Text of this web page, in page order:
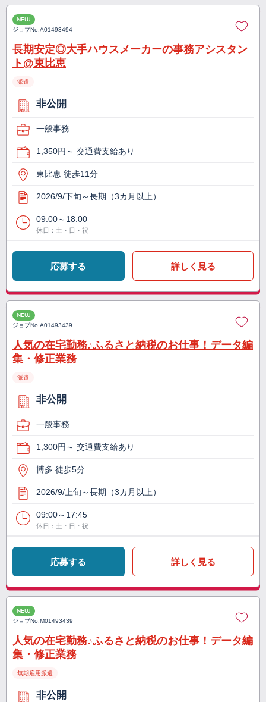
NEW
ジョブNo.A01493494
長期安定◎大手ハウスメーカーの事務アシスタン
ト@東比恵
派遣
非公開
一般事務
1,350円～ 交通費支給あり
東比恵 徒歩11分
2026/9/下旬～長期（3カ月以上）
09:00～18:00
休日：土・日・祝
応募する 詳しく見る
NEW
ジョブNo.A01493439
人気の在宅勤務♪ふるさと納税のお仕事！データ編
集・修正業務
派遣
非公開
一般事務
1,300円～ 交通費支給あり
博多 徒歩5分
2026/9/上旬～長期（3カ月以上）
09:00～17:45
休日：土・日・祝
応募する 詳しく見る
NEW
ジョブNo.M01493439
人気の在宅勤務♪ふるさと納税のお仕事！データ編
集・修正業務
無期雇用派遣
非公開